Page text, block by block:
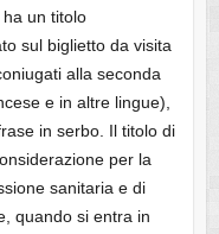
un titolo
sul biglietto da visita
alla seconda
e in altre lingue),
in serbo. Il titolo di
per la
sanitaria e di
quando si entra in